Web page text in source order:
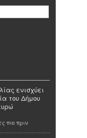
ενισχύει
του Δήμου
πιο πριν